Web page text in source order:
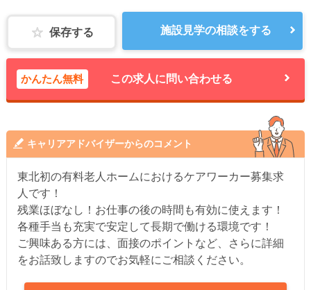
保存する 施設見学の相談をする
かんたん無料 この求人に問い合わせる
キャリアアドバイザーからのコメント
東北初の有料老人ホームにおけるケアワーカー募集求
人です！
残業ほぼなし！お仕事の後の時間も有効に使えます！
各種手当も充実で安定して長期で働ける環境です！
ご興味ある方には、面接のポイントなど、さらに詳細
をお話致しますのでお気軽にご相談ください。